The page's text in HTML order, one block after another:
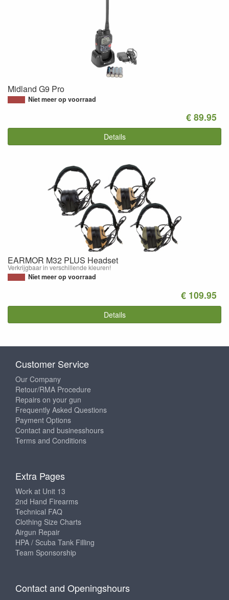
Midland G9 Pro
Niet meer op voorraad
€ 89.95
Details
EARMOR M32 PLUS Headset
Verkrijgbaar in verschillende kleuren!
Niet meer op voorraad
€ 109.95
Details
Customer Service
Our Company
Retour/RMA Procedure
Repairs on your gun
Frequently Asked Questions
Payment Options
Contact and businesshours
Terms and Conditions
Extra Pages
Work at Unit 13
2nd Hand Firearms
Technical FAQ
Clothing Size Charts
Airgun Repair
HPA / Scuba Tank Filling
Team Sponsorship
Contact and Openingshours